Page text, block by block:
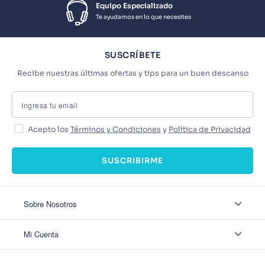
Equipo Especializado
Te ayudamos en lo que necesites
SUSCRÍBETE
Recibe nuestras últimas ofertas y tips para un buen descanso
Acepto los Términos y Condiciones y Política de Privacidad
SUSCRIBIRME
Sobre Nosotros
Nuestas tiendas
Mi Cuenta